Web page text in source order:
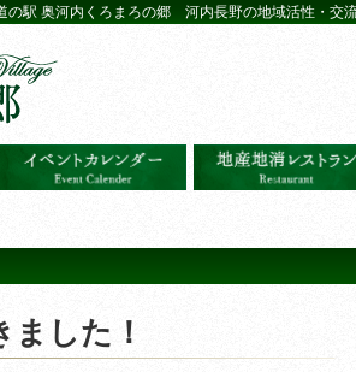
の駅 奥河内くろまろの郷 河内長野の地域活性・交
した！